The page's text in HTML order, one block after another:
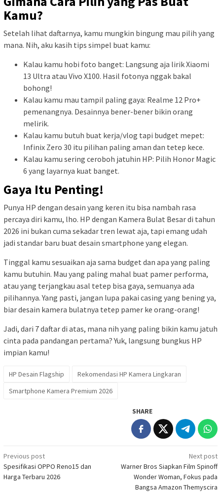
Kamu?
Setelah lihat daftarnya, kamu mungkin bingung mau pilih yang
mana. Nih, aku kasih tips simpel buat kamu:
Kalau kamu hobi foto banget: Langsung aja lirik Xiaomi
13 Ultra atau Vivo X100. Hasil fotonya nggak bakal
bohong!
Kalau kamu mau tampil paling gaya: Realme 12 Pro+
pemenangnya. Desainnya bener-bener bikin orang
melirik.
Kalau kamu butuh buat kerja/vlog tapi budget mepet:
Infinix Zero 30 itu pilihan paling aman dan tetep kece.
Kalau kamu sering ceroboh jatuhin HP: Pilih Honor Magic
6 yang layarnya kuat banget.
Gaya Itu Penting!
Punya HP dengan desain yang keren itu bisa nambah rasa
percaya diri kamu, lho. HP dengan Kamera Bulat Besar di tahun
2026 ini bukan cuma sekadar tren lewat aja, tapi emang udah
jadi standar baru buat desain smartphone yang elegan.
Tinggal kamu sesuaikan aja sama budget dan apa yang paling
kamu butuhin. Mau yang paling mahal buat pamer performa,
atau yang terjangkau asal tetep bisa gaya, semuanya ada
pilihannya. Yang pasti, jangan lupa pakai casing yang bening ya,
biar desain kamera bulatnya tetep pamer ke orang-orang!
Jadi, dari 7 daftar di atas, mana nih yang paling bikin kamu jatuh
cinta pada pandangan pertama? Yuk, langsung bungkus HP
impian kamu!
HP Desain Flagship
Rekomendasi HP Kamera Lingkaran
Smartphone Kamera Premium 2026
SHARE
Post
navigation
Previous post
Spesifikasi OPPO Reno15 dan
Harga Terbaru 2026
Next post
Warner Bros Siapkan Film Spinoff
Wonder Woman, Fokus pada
Bangsa Amazon Themyscira